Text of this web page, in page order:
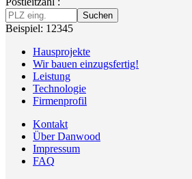
Suchen
Beispiel: 12345
Hausprojekte
Wir bauen einzugsfertig!
Leistung
Technologie
Firmenprofil
Kontakt
Über Danwood
Impressum
FAQ